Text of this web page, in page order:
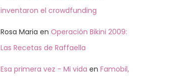
inventaron el crowdfunding
Rosa Maria en Operación Bikini 2009:
Las Recetas de Raffaella
Esa primera vez - Mi vida en Famobil,